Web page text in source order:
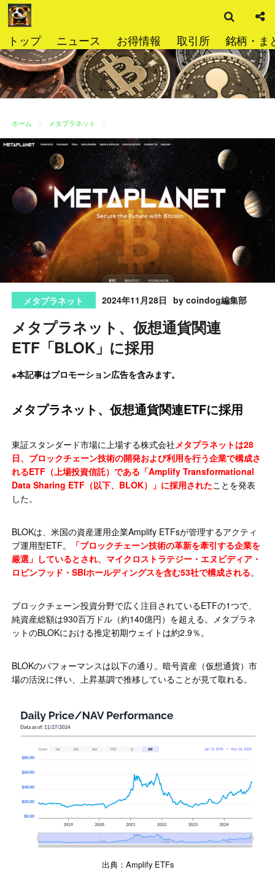
コ
ン
ン
ツ
へ
ス
プ
トップ ニュース お得情報 取引所 銘柄・ま
索
ホーム メタプラネット
メタプラネット 2024年11月28日 by coindog編集部
メタプラネット、仮想通貨関連
ETF「BLOK」に採用
※本記事はプロモーション広告を含みます。
メタプラネット、仮想通貨関連ETFに採用
東証スタンダード市場に上場する株式会社メタプラネットは28
日、ブロックチェーン技術の開発および利用を行う企業で構成さ
れるETF（上場投資信託）である「Amplify Transformational
Data Sharing ETF（以下、BLOK）」に採用されたことを発表
した。
BLOKは、米国の資産運用企業Amplify ETFsが管理するアクティ
ブ運用型ETF。
「ブロックチェーン技術の革新を牽引する企業を
厳選」しているとされ、マイクロストラテジー・エヌビディア・
ロビンフッド・SBIホールディングスを含む53社で構成される。
ブロックチェーン投資分野で広く注目されているETFの1つで、
純資産総額は930百万ドル（約140億円）を超える。メタプラネ
ットのBLOKにおける推定初期ウェイトは約2.9％。
BLOKのパフォーマンスは以下の通り。暗号資産（仮想通貨）市
場の活況に伴い、上昇基調で推移していることが見て取れる。
出典：Amplify ETFs